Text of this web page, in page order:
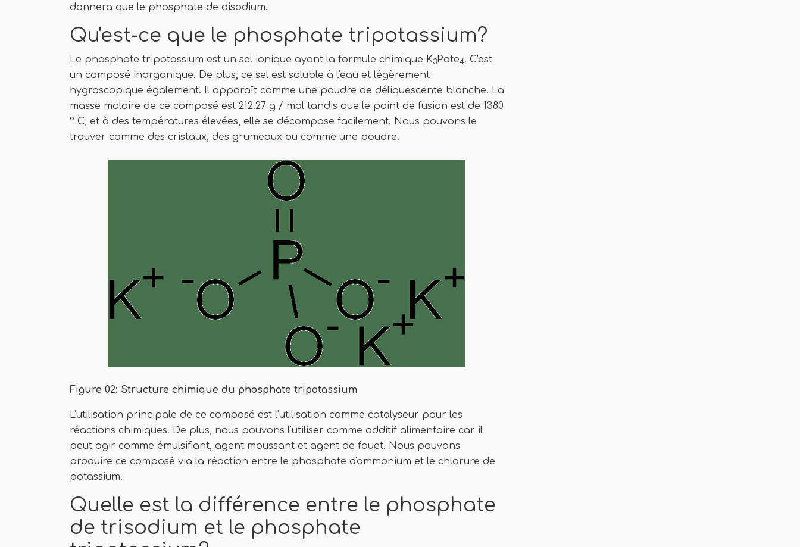
donnera que le phosphate de disodium.
Qu'est-ce que le phosphate tripotassium?
Le phosphate tripotassium est un sel ionique ayant la formule chimique K3Pote4. C'est
un composé inorganique. De plus, ce sel est soluble à l'eau et légèrement
hygroscopique également. Il apparaît comme une poudre de déliquescente blanche. La
masse molaire de ce composé est 212.27 g / mol tandis que le point de fusion est de 1380
° C, et à des températures élevées, elle se décompose facilement. Nous pouvons le
trouver comme des cristaux, des grumeaux ou comme une poudre.
Figure 02: Structure chimique du phosphate tripotassium
L'utilisation principale de ce composé est l'utilisation comme catalyseur pour les
réactions chimiques. De plus, nous pouvons l'utiliser comme additif alimentaire car il
peut agir comme émulsifiant, agent moussant et agent de fouet. Nous pouvons
produire ce composé via la réaction entre le phosphate d'ammonium et le chlorure de
potassium.
Quelle est la différence entre le phosphate
de trisodium et le phosphate